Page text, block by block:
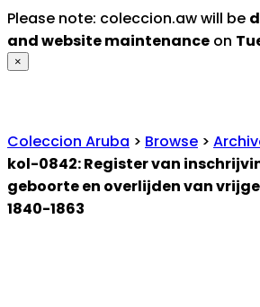
Please note: coleccion.aw will be
and website maintenance on
×
Coleccion Aruba > Browse >
kol-0842: Register van
geboorte en overlijden van
1840-1863